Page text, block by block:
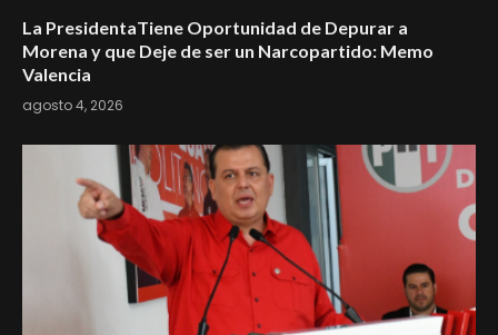
La PresidentaTiene Oportunidad de Depurar a
Morena y que Deje de ser un Narcopartido: Memo
Valencia
agosto 4, 2026